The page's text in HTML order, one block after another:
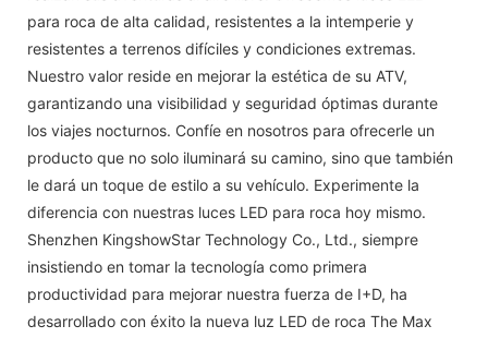
para roca de alta calidad, resistentes a la intemperie y
resistentes a terrenos difíciles y condiciones extremas.
Nuestro valor reside en mejorar la estética de su ATV,
garantizando una visibilidad y seguridad óptimas durante
los viajes nocturnos. Confíe en nosotros para ofrecerle un
producto que no solo iluminará su camino, sino que también
le dará un toque de estilo a su vehículo. Experimente la
diferencia con nuestras luces LED para roca hoy mismo.
Shenzhen KingshowStar Technology Co., Ltd., siempre
insistiendo en tomar la tecnología como primera
productividad para mejorar nuestra fuerza de I+D, ha
desarrollado con éxito la nueva luz LED de roca The Max